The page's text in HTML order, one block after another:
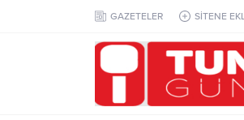
GAZETELER SİTENE